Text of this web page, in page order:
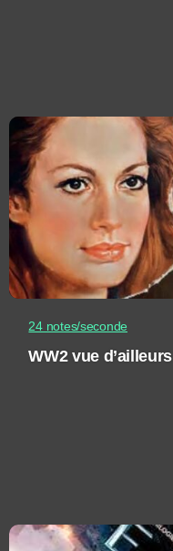
24 notes/seconde
WW2 vue d’ailleurs